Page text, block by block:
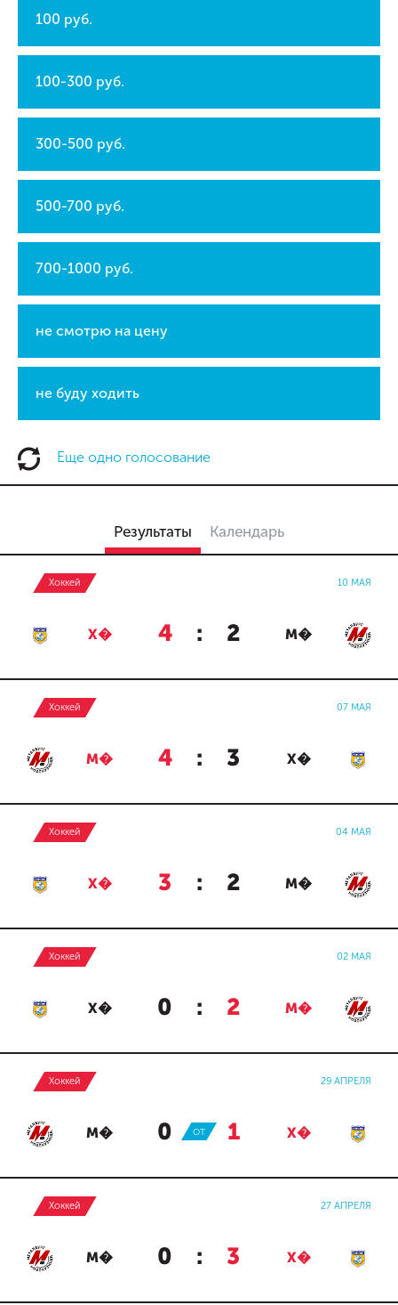
100 руб.
100-300 руб.
300-500 руб.
500-700 руб.
700-1000 руб.
не смотрю на цену
не буду ходить
Еще одно голосование
Результаты Календарь
Хоккей 10 МАЯ
Х� 4 : 2 М�
Хоккей 07 МАЯ
М� 4 : 3 Х�
Хоккей 04 МАЯ
Х� 3 : 2 М�
Хоккей 02 МАЯ
Х� 0 : 2 М�
Хоккей 29 АПРЕЛЯ
М� 0 : 1 Х�
ОТ
Хоккей 27 АПРЕЛЯ
М� 0 : 3 Х�